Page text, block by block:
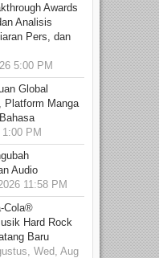
Awards
Analisis
Pers, dan
5:00 PM
Global
Platform Manga
PM
Audio
11:58 PM
Cola®
Hard Rock
Baru
Wed, Aug